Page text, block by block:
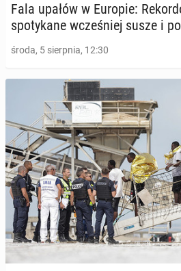
Fala upałów w Europie:
spo­ty­ka­ne wcze­śniej susze i
środa, 5 sierpnia, 12:30